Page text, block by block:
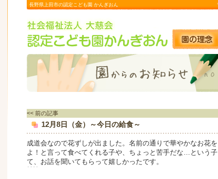
長野県上田市の認定こども園 かんぎおん
<< 前の記事
12月8日（金）～今日の給食～
成道会なので花ずしが出ました。名前の通りで華やかなお花
よ！と言って食べてくれる子や、ちょっと苦手だな…という
て、お話を聞いてもらって嬉しかったです。